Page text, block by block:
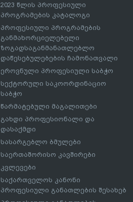
2023 წლის პროფესიული
პროგრამების კატალოგი
პროფესიული პროგრამების
განმახორციელებელი
ზოგადსაგანმანათლებლო
დაწესებულებების ჩამონათვალი
ეროვნული პროფესიული საბჭო
სექტორული საკოორდინაციო
საბჭო
წარმატებული მაგალითები
გახდი პროფესიონალი და
დასაქმდი
სასარგებლო ბმულები
საერთაშორისო კავშირები
კვლევები
საქართველოს კანონი
პროფესიული განათლების შესახებ